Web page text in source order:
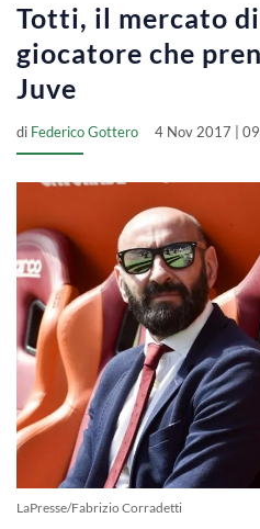
Totti, il mercato
giocatore che
Juve
di Federico Gottero 4 Nov 2017 |
LaPresse/Fabrizio Corradetti